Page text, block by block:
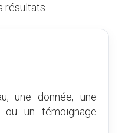
résultats.
une donnée, une
ou un témoignage